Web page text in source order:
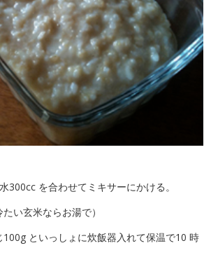
を合わせてミキサーにかける。
い玄米ならお湯で）
といっしょに炊飯器入れて保温で10 時